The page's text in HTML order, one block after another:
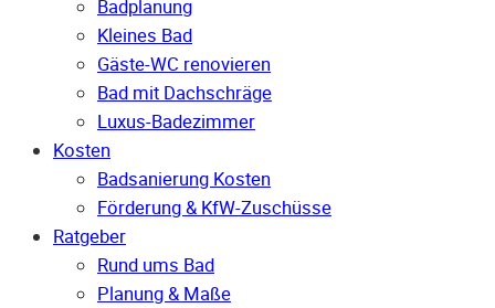
Badplanung
Kleines Bad
Gäste-WC renovieren
Bad mit Dachschräge
Luxus-Badezimmer
Kosten
Badsanierung Kosten
Förderung & KfW-Zuschüsse
Ratgeber
Rund ums Bad
Planung & Maße